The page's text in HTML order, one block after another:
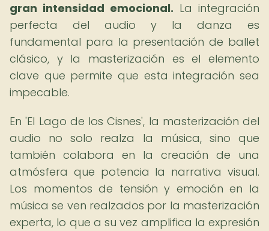
gran intensidad emocional. La integración
perfecta del audio y la danza es
fundamental para la presentación de ballet
clásico, y la masterización es el elemento
clave que permite que esta integración sea
impecable.
En 'El Lago de los Cisnes', la masterización del
audio no solo realza la música, sino que
también colabora en la creación de una
atmósfera que potencia la narrativa visual.
Los momentos de tensión y emoción en la
música se ven realzados por la masterización
experta, lo que a su vez amplifica la expresión